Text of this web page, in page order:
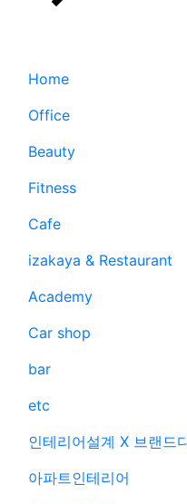
Home
Office
Beauty
Fitness
Cafe
izakaya & Restaurant
Academy
Car shop
bar
etc
인테리어설계 X 브랜드
아파트인테리어